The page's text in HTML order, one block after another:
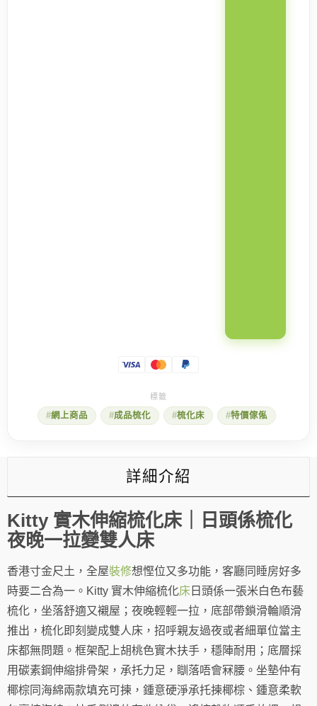
網上商品 成品梳化 梳化床 特價傢俬
詳細介紹
Kitty 實木伸縮梳化床｜日頭係梳化
夜晚一拉變雙人床
香港寸金尺土，全屋裝修想慳位又多功能，客廳同睡房好多
時要二合為一。Kitty 實木伸縮梳化床 日頭係一張米白色布藝
梳化，坐落舒適又襯屋；夜晚輕輕一拉，底部帶鎖滑輪順滑
推出，梳化即刻變成雙人床，招呼親友過夜或者細單位當主
床都無問題。框架配上胡桃色實木扶手，穩陣耐用；底層採
用碳素鋼伸縮排骨架，承托力足，瞓落唔會冧腰。坐墊仲有
椰棕同海綿兩款填充可揀，鍾意硬淨承托揀椰棕、鍾意柔軟